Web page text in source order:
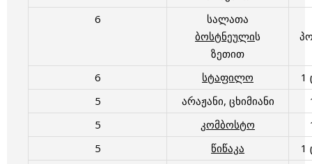
6
სალათა
ბოსტნეულის
ზეთით
6 სტაფილო
1
5
არაჟანი, ცხიმიანი
5
კომბოსტო
5
წიწაკა
1